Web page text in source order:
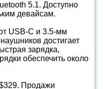
5.1. Доступно
девайсам.
USB-C и 3.5-мм
достигает
зарядка,
обеспечить около
Продажи